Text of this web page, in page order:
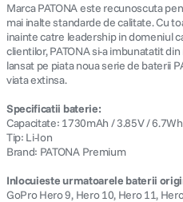
Marca PATONA este recunoscuta
mai inalte standarde de calitate. Cu
inainte catre leadership in domeniul
clientilor, PATONA si-a imbunatatit
lansat pe piata noua serie de baterii
viata extinsa.
Specificatii baterie:
Capacitate: 1730mAh / 3.85V / 6.7Wh
Tip: Li-Ion
Brand: PATONA Premium
Inlocuieste urmatoarele baterii
GoPro Hero 9, Hero 10, Hero 11,